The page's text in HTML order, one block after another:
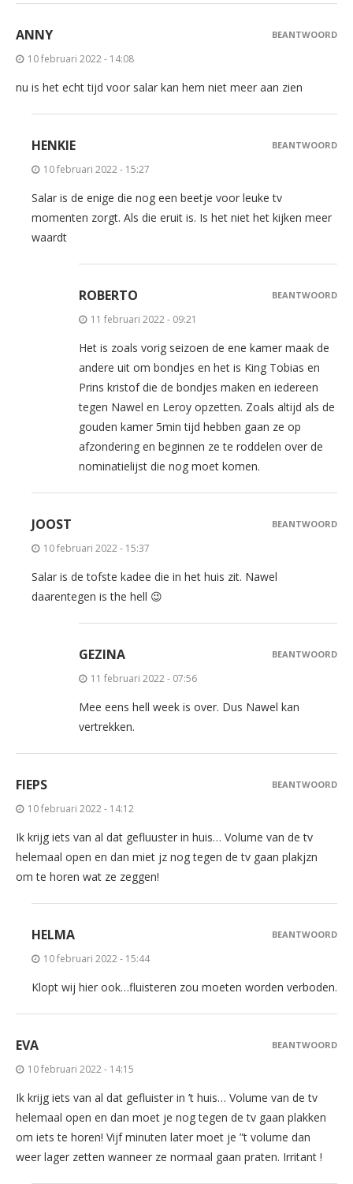
ANNY
10 februari 2022 - 14:08
nu is het echt tijd voor salar kan hem niet meer aan zien
BEANTWOORD
HENKIE
10 februari 2022 - 15:27
Salar is de enige die nog een beetje voor leuke tv
momenten zorgt. Als die eruit is. Is het niet het kijken meer
waardt
BEANTWOORD
ROBERTO
11 februari 2022 - 09:21
Het is zoals vorig seizoen de ene kamer maak de
andere uit om bondjes en het is King Tobias en
Prins kristof die de bondjes maken en iedereen
tegen Nawel en Leroy opzetten. Zoals altijd als de
gouden kamer 5min tijd hebben gaan ze op
afzondering en beginnen ze te roddelen over de
nominatielijst die nog moet komen.
BEANTWOORD
JOOST
10 februari 2022 - 15:37
Salar is de tofste kadee die in het huis zit. Nawel
daarentegen is the hell 😉
BEANTWOORD
GEZINA
11 februari 2022 - 07:56
Mee eens hell week is over. Dus Nawel kan
vertrekken.
BEANTWOORD
FIEPS
10 februari 2022 - 14:12
Ik krijg iets van al dat gefluuster in huis… Volume van de tv
helemaal open en dan miet jz nog tegen de tv gaan plakjzn
om te horen wat ze zeggen!
BEANTWOORD
HELMA
10 februari 2022 - 15:44
Klopt wij hier ook…fluisteren zou moeten worden verboden.
BEANTWOORD
EVA
10 februari 2022 - 14:15
Ik krijg iets van al dat gefluister in ’t huis… Volume van de tv
helemaal open en dan moet je nog tegen de tv gaan plakken
om iets te horen! Vijf minuten later moet je ”t volume dan
weer lager zetten wanneer ze normaal gaan praten. Irritant !
BEANTWOORD